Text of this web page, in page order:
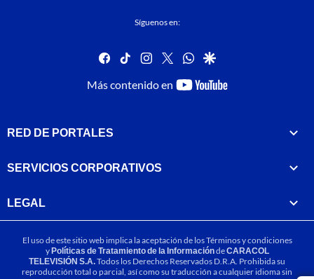
Síguenos en:
facebook
tiktok instagram
twitterwhatsapp
google
Más contenido en
youtube-
RED DE PORTALES
SERVICIOS CORPORATIVOS
LEGAL
El uso de este sitio web implica la aceptación de losTérminos y condiciones
yPolíticas de Tratamiento de la InformacióndeCARACOL
TELEVISIÓN S.A.Todos los Derechos Reservados D.R.A. Prohibida su
reproducción total o parcial, así como su traducción a cualquier idioma sin